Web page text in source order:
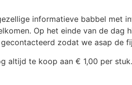
informatieve babbel met
Op het einde van de dag
zodat we asap de
altijd te koop aan € 1,00 per